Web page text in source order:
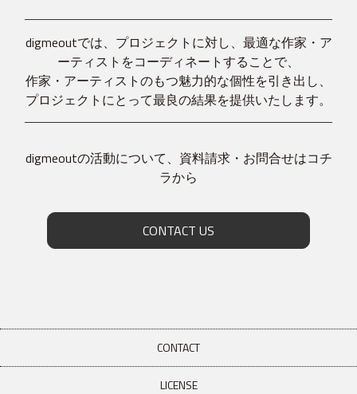
digmeoutでは、プロジェクトに対し、最適な作家・ア
ーティストをコーディネートすることで、
作家・アーティストのもつ魅力的な個性を引き出し、
プロジェクトにとって最良の結果を提供いたします。
digmeoutの活動について、資料請求・お問合せはコチ
ラから
CONTACT US
CONTACT
LICENSE